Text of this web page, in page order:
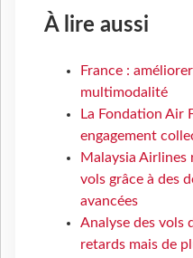
À lire aussi
France :
multimodalité
La Fondation Air
engagement
Malaysia Airlines
vols grâce à des
avancées
Analyse des vols
retards mais de